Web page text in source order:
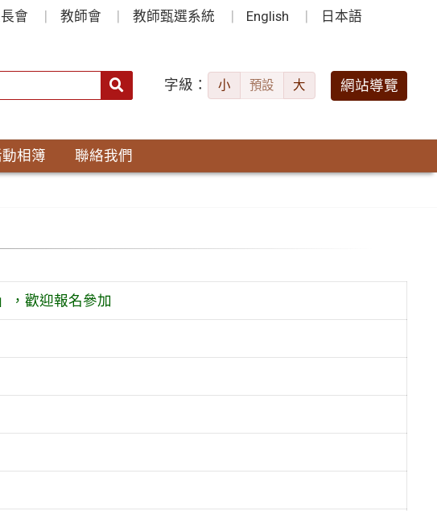
會 教師會 教師甄選系統 English 日本語
字級： 小 預設 大 網站導覽
動相簿 聯絡我們
，歡迎報名參加